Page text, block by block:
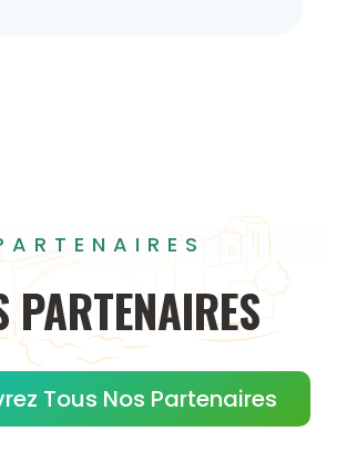
PARTENAIRES
Tous Nos Partenaires